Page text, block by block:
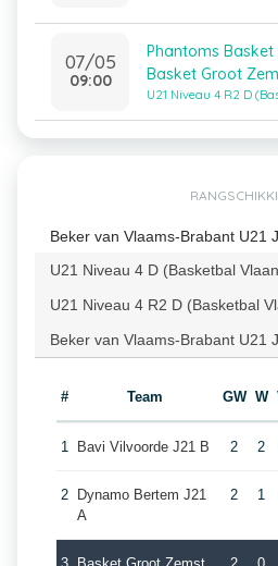
07/05
09:00
Phantoms Basket
Basket Groot
U21 Niveau 4 R2 D
Beker van Vlaams-Brabant U21
U21 Niveau 4 D (Basketbal
U21 Niveau 4 R2 D (Basketbal
Beker van Vlaams-Brabant U21
# Team GW W
1 Bavi Vilvoorde J21 B 2 2
2
Dynamo Bertem J21
A
2 1